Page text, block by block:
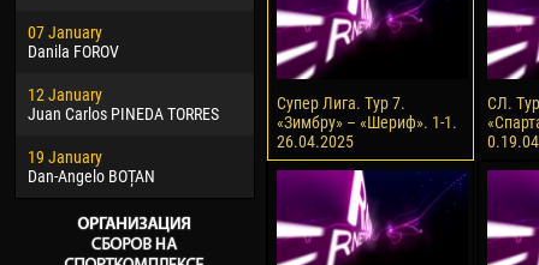
07 January
Danila FOROV
12 January
Juan Carlos PINEDA TORRES
19 January
Dan-Angelo BOȚAN
22 March
Samba KONÉ
26 March
Vitor Hugo Morais de OLIVEIRA
28 March
Raí LOPES DE OLIVEIRA
10
15
Ivan
17
Супер Лига. Тур 7.
«Зимбру» – «Шериф». 1-1.
26.04.2025
СЛ.